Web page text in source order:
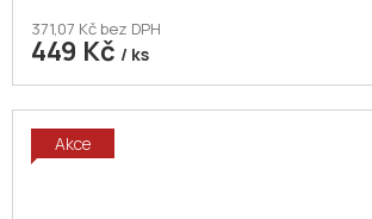
371,07 Kč bez DPH
449 Kč / ks
Akce